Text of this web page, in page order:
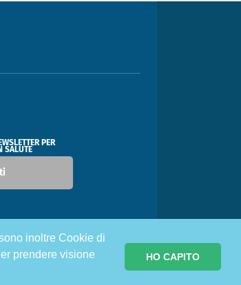
inoltre Cookie di
prendere visione
HO CAPITO
PER
SALUTE